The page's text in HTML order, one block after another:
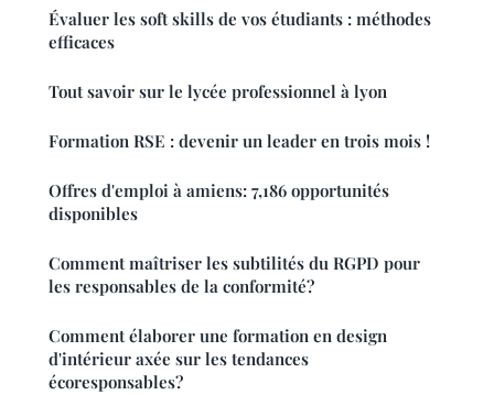
Évaluer les soft skills de vos étudiants : méthodes
efficaces
Tout savoir sur le lycée professionnel à lyon
Formation RSE : devenir un leader en trois mois !
Offres d'emploi à amiens: 7,186 opportunités
disponibles
Comment maîtriser les subtilités du RGPD pour
les responsables de la conformité?
Comment élaborer une formation en design
d'intérieur axée sur les tendances
écoresponsables?